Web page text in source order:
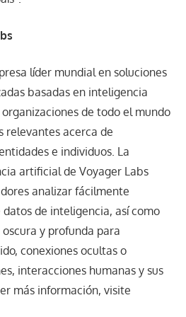
líder mundial en soluciones
basadas en inteligencia
de todo el mundo
relevantes acerca de
e individuos. La
artificial de Voyager Labs
analizar fácilmente
de inteligencia, así como
y profunda para
conexiones ocultas o
interacciones humanas y sus
más información, visite